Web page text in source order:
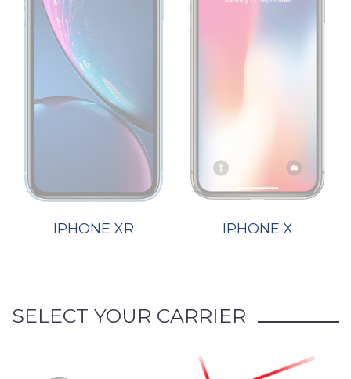
IPHONE XR IPHONE X
SELECT YOUR CARRIER